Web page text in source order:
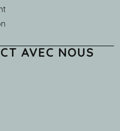
AVEC NOUS